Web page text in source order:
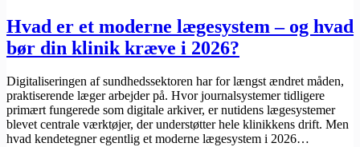
Hvad er et moderne lægesystem – og hvad
bør din klinik kræve i 2026?
Digitaliseringen af sundhedssektoren har for længst ændret måden,
praktiserende læger arbejder på. Hvor journalsystemer tidligere
primært fungerede som digitale arkiver, er nutidens lægesystemer
blevet centrale værktøjer, der understøtter hele klinikkens drift. Men
hvad kendetegner egentlig et moderne lægesystem i 2026…